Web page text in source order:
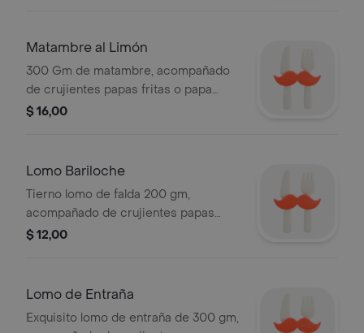
Matambre al Limón
300 Gm de matambre, acompañado
de crujientes papas fritas o papa
cocida con salsa pesto, queso
$ 16,00
Lomo Bariloche
Tierno lomo de falda 200 gm,
acompañado de crujientes papas
fritas o papa cocida con salsa pesto,
$ 12,00
Lomo de Entraña
Exquisito lomo de entraña de 300 gm,